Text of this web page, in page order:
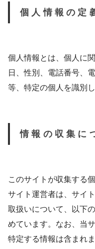
個人情報の定
個人情報とは、個人に
日、性別、電話番号、
等、特定の個人を識別
情報の収集に
このサイトが収集する
サイト運営者は、サイ
取扱いについて、以下
めています。なお、当
特定する情報は含まれ